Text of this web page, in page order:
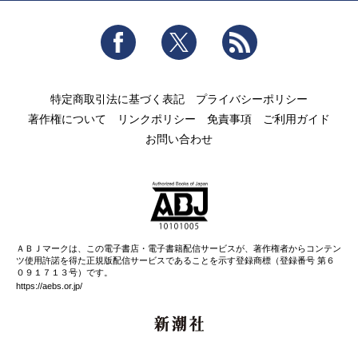
Facebook Twitter
特定商取引法に基づく表記
プライバシーポリシー
著作権について
リンクポリシー 免責事項
ご利用ガイド
お問い合わせ
ＡＢＪマークは、この電子書店・電子書籍配信サービスが、著作権者からコンテン
ツ使用許諾を得た正規版配信サービスであることを示す登録商標（登録番号 第６
０９１７１３号）です。
https://aebs.or.jp/